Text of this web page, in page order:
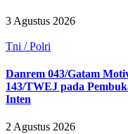
3 Agustus 2026
Tni / Polri
Danrem 043/Gatam
143/TWEJ pada
Inten
2 Agustus 2026